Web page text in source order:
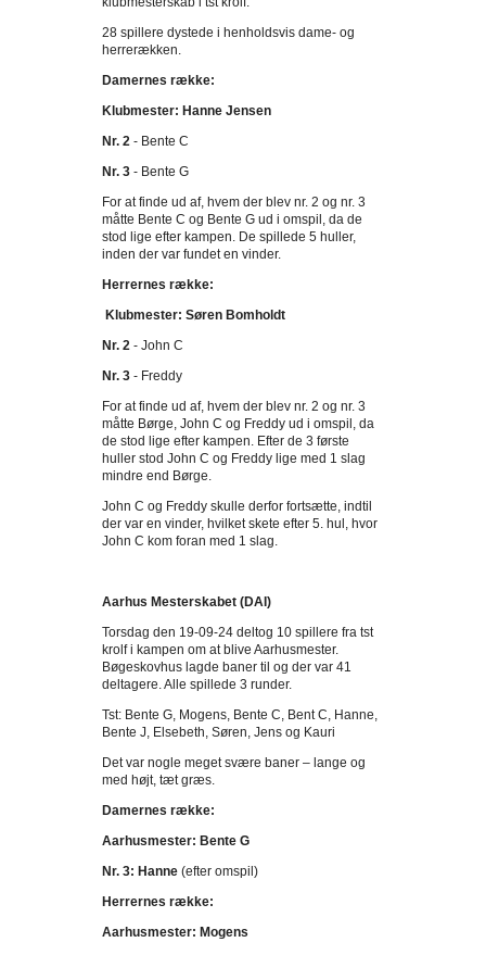
28 spillere dystede i henholdsvis dame- og
herrerækken.
Damernes række:
Klubmester: Hanne Jensen
Nr. 2 - Bente C
Nr. 3 - Bente G
For at finde ud af, hvem der blev nr. 2 og nr. 3
måtte Bente C og Bente G ud i omspil, da de
stod lige efter kampen. De spillede 5 huller,
inden der var fundet en vinder.
Herrernes række:
Klubmester: Søren Bomholdt
Nr. 2 - John C
Nr. 3 - Freddy
For at finde ud af, hvem der blev nr. 2 og nr. 3
måtte Børge, John C og Freddy ud i omspil, da
de stod lige efter kampen. Efter de 3 første
huller stod John C og Freddy lige med 1 slag
mindre end Børge.
John C og Freddy skulle derfor fortsætte, indtil
der var en vinder, hvilket skete efter 5. hul, hvor
John C kom foran med 1 slag.
Aarhus Mesterskabet (DAI)
Torsdag den 19-09-24 deltog 10 spillere fra tst
krolf i kampen om at blive Aarhusmester.
Bøgeskovhus lagde baner til og der var 41
deltagere. Alle spillede 3 runder.
Tst: Bente G, Mogens, Bente C, Bent C, Hanne,
Bente J, Elsebeth, Søren, Jens og Kauri
Det var nogle meget svære baner – lange og
med højt, tæt græs.
Damernes række:
Aarhusmester: Bente G
Nr. 3: Hanne (efter omspil)
Herrernes række:
Aarhusmester: Mogens